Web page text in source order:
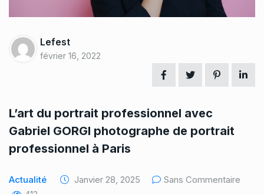
Lefest
février 16, 2022
L’art du portrait professionnel avec
Gabriel GORGI photographe de portrait
professionnel à Paris
Actualité Janvier 28, 2025
Sans Commentaire